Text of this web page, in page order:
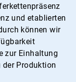
und etablierten
können wir
zur Einhaltung
Produktion